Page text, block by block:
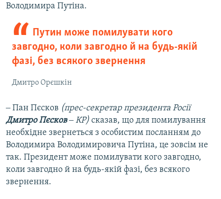
Володимира Путіна.
Путин може помилувати кого
завгодно, коли завгодно й на будь-якій
фазі, без всякого звернення
Дмитро Орєшкін
‒ Пан Пєсков (прес-секретар президента Росії
Дмитро Пєсков‒ КР) сказав, що для помилування
необхідне звернеться з особистим посланням до
Володимира Володимировича Путіна, це зовсім не
так. Президент може помилувати кого завгодно,
коли завгодно й на будь-якій фазі, без всякого
звернення.